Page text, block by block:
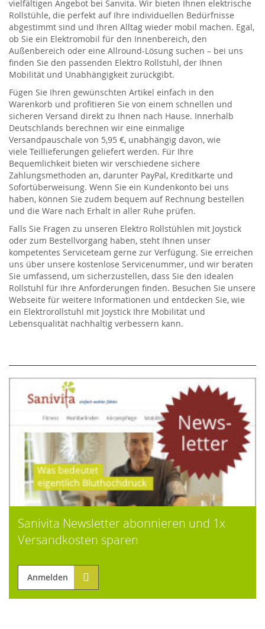
Sanivita Newsletter abonnieren und 1x
Versandkosten sparen
Anmelden
vielfältigen Angebot bei Sanvita. Wir bieten Ihnen e lektrische
Rollstühle, die perfekt auf Ihre individuellen Bedürfnisse
abgestimmt sind und Ihren Alltag wieder mobil machen. Egal,
ob Sie ein Elektromobil für den Innenbereich, den
Außenbereich oder eine Allround-Lösung suchen – bei uns
finden Sie den passenden Elektro Rollstuhl, der Ihnen
Mobilität und Unabhängigkeit zurückgibt.
Fügen Sie Ihren gewünschten Artikel einfach in den
Warenkorb und profitieren Sie von einem schnellen und
sicheren Versand direkt zu Ihnen nach Hause. Innerhalb
Deutschlands berechnen wir eine einmalige
Versandpauschale von 5,95 €, unabhängig davon, wie
viele Teillieferungen geliefert werden. Für Ihre
Bequemlichkeit bieten wir verschiedene sichere
Zahlungsmethoden an, darunter PayPal, Kreditkarte und
Sofortüberweisung. Wenn Sie ein Kundenkonto bei uns
haben, können Sie zudem bequem auf Rechnung bestellen
und die Ware nach Erhalt in aller Ruhe prüfen.
Falls Sie Fragen zu unseren Elektro Rollstühlen mit Joystick
oder zum Bestellvorgang haben, steht Ihnen unser
kompetentes Serviceteam gerne zur Verfügung. Sie erreichen
uns über unsere kostenlose Servicenummer, und wir beraten
Sie umfassend, um sicherzustellen, dass Sie den idealen
Rollstuhl für Ihre Anforderungen finden. Besuchen Sie unsere
Webseite für weitere Informationen und entdecken Sie, wie
ein Elektrorollstuhl mit Joystick Ihre Mobilität und
Lebensqualität nachhaltig verbessern kann.